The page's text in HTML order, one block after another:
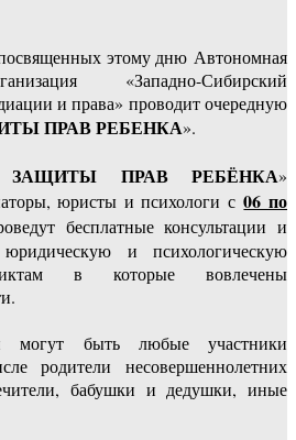
этому дню Автономная
«Западно-Сибирский
и права» проводит очередную
ПРАВ РЕБЕНКА».
ЗАЩИТЫ ПРАВ РЕБЁНКА»
юристы и психологи с06 по
бесплатные консультации и
и психологическую
в которые вовлечены
могут быть любые участники
родители несовершеннолетних
бабушки и дедушки, иные